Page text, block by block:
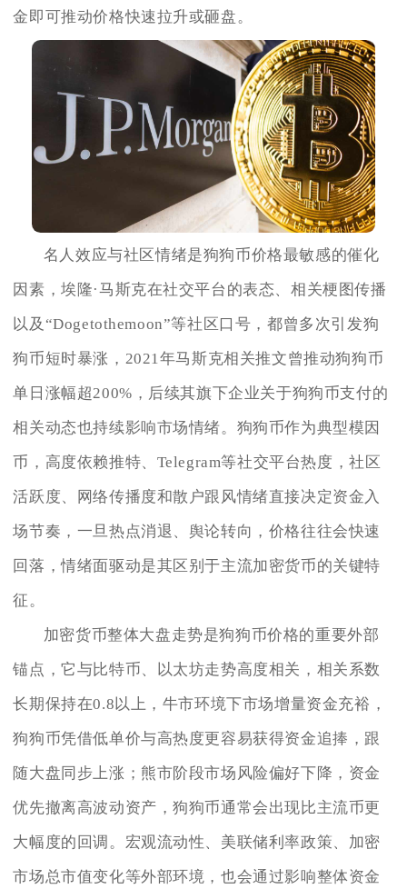
金即可推动价格快速拉升或砸盘。
名人效应与社区情绪是狗狗币价格最敏感的催化
因素，埃隆·马斯克在社交平台的表态、相关梗图传播
以及“Dogetothemoon”等社区口号，都曾多次引发狗
狗币短时暴涨，2021年马斯克相关推文曾推动狗狗币
单日涨幅超200%，后续其旗下企业关于狗狗币支付的
相关动态也持续影响市场情绪。狗狗币作为典型模因
币，高度依赖推特、Telegram等社交平台热度，社区
活跃度、网络传播度和散户跟风情绪直接决定资金入
场节奏，一旦热点消退、舆论转向，价格往往会快速
回落，情绪面驱动是其区别于主流加密货币的关键特
征。
加密货币整体大盘走势是狗狗币价格的重要外部
锚点，它与比特币、以太坊走势高度相关，相关系数
长期保持在0.8以上，牛市环境下市场增量资金充裕，
狗狗币凭借低单价与高热度更容易获得资金追捧，跟
随大盘同步上涨；熊市阶段市场风险偏好下降，资金
优先撤离高波动资产，狗狗币通常会出现比主流币更
大幅度的回调。宏观流动性、美联储利率政策、加密
市场总市值变化等外部环境，也会通过影响整体资金